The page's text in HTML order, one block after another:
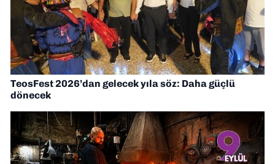
TeosFest 2026’dan gelecek yıla söz: Daha güçlü
dönecek